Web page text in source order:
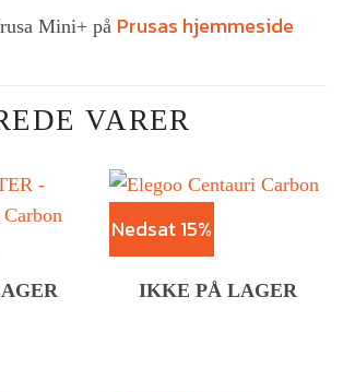
Mini+ på Prusas hjemmeside
VARER
Nedsat 15%
IKKE PÅ LAGER